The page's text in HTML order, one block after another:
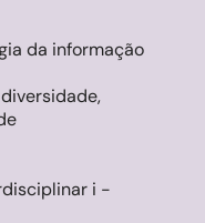
da informação
i -